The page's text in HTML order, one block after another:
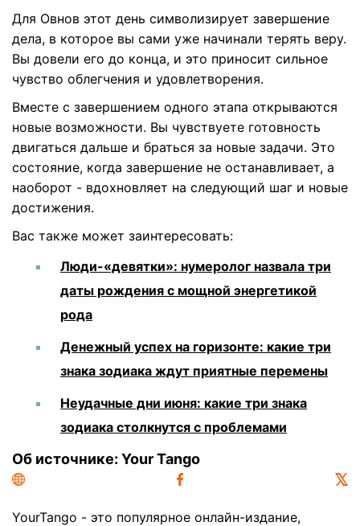
Для Овнов этот день символизирует завершение
дела, в которое вы сами уже начинали терять веру.
Вы довели его до конца, и это приносит сильное
чувство облегчения и удовлетворения.
Вместе с завершением одного этапа открываются
новые возможности. Вы чувствуете готовность
двигаться дальше и браться за новые задачи. Это
состояние, когда завершение не останавливает, а
наоборот - вдохновляет на следующий шаг и новые
достижения.
Вас также может заинтересовать:
Люди-«девятки»: нумеролог назвала три
даты рождения с мощной энергетикой
рода
Денежный успех на горизонте: какие три
знака зодиака ждут приятные перемены
Неудачные дни июня: какие три знака
зодиака столкнутся с проблемами
Об источнике: Your Tango
YourTango - это популярное онлайн-издание,